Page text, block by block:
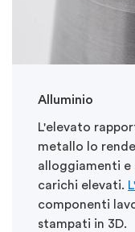
Alluminio
L'elevato
metallo lo
alloggiamenti e
carichi elevati.
componenti
stampati in 3D.